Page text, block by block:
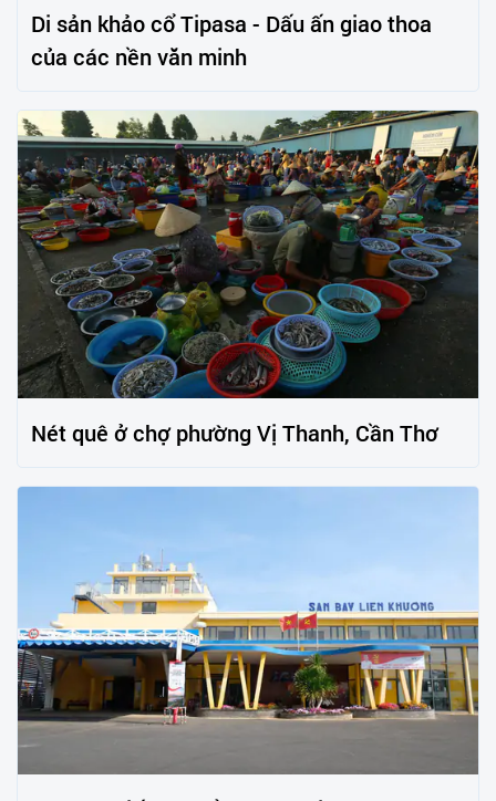
Di sản khảo cổ Tipasa - Dấu ấn giao thoa
của các nền văn minh
Nét quê ở chợ phường Vị Thanh, Cần Thơ